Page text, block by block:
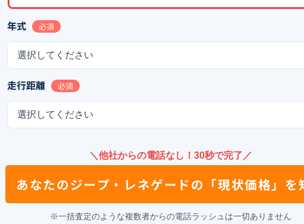
年式 必須
選択してください
走行距離 必須
選択してください
＼他社からの電話なし！30秒で完了／
あなたのジープ・レネゲードの 「現状価格」を
※一括査定のような複数者からの電話ラッシュは一切ありません